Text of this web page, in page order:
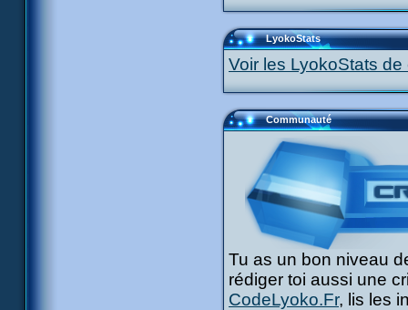
LyokoStats
Voir les LyokoStats
Communauté
Tu as un bon niveau
rédiger toi aussi une
CodeLyoko.Fr, lis les